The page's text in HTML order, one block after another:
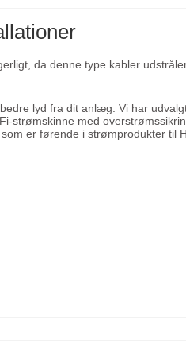
da denne type kabler
lyd fra dit anlæg. Vi har
strømskinne med
er førende i strømprodukter til